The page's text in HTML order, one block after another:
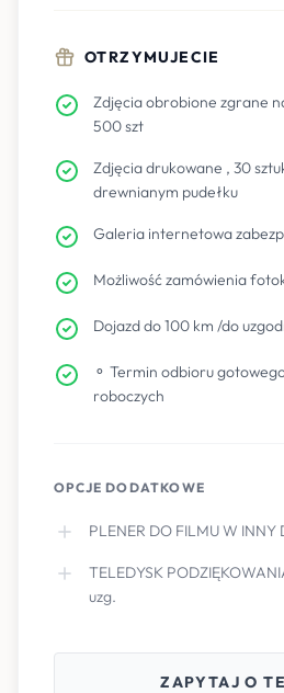
OTRZYMUJECIE
Zdjęcia obrobione zgrane
500 szt
Zdjęcia drukowane , 30
drewnianym pudełku
Galeria internetowa
Możliwość zamówienia
Dojazd do 100 km /do
⚬ Termin odbioru
roboczych
OPCJE DODATKOWE
PLENER DO FILMU W INNY
TELEDYSK
uzg.
ZAPYTAJ O